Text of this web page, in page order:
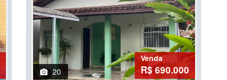
20
Venda
R$ 690.000